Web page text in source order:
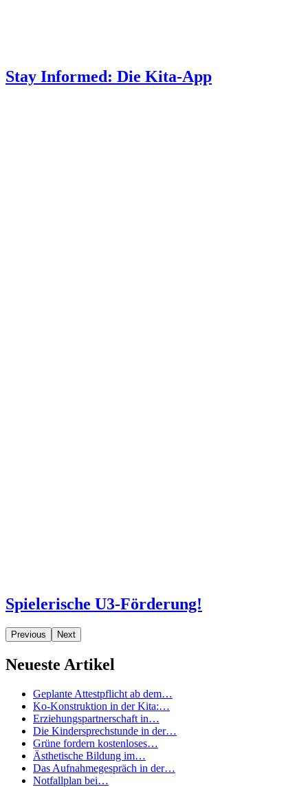
Stay Informed: Die Kita-App
Spielerische U3-Förderung!
Previous Next
Neueste Artikel
Geplante Attestpflicht ab dem…
Ko-Konstruktion in der Kita:…
Erziehungspartnerschaft in…
Die Kindersprechstunde in der…
Grüne fordern kostenloses…
Ästhetische Bildung im…
Das Aufnahmegespräch in der…
Notfallplan bei…